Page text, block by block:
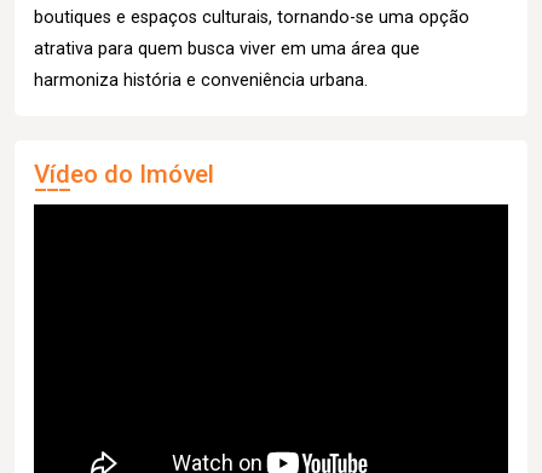
boutiques e espaços culturais, tornando-se uma opção
atrativa para quem busca viver em uma área que
harmoniza história e conveniência urbana.
Vídeo do Imóvel